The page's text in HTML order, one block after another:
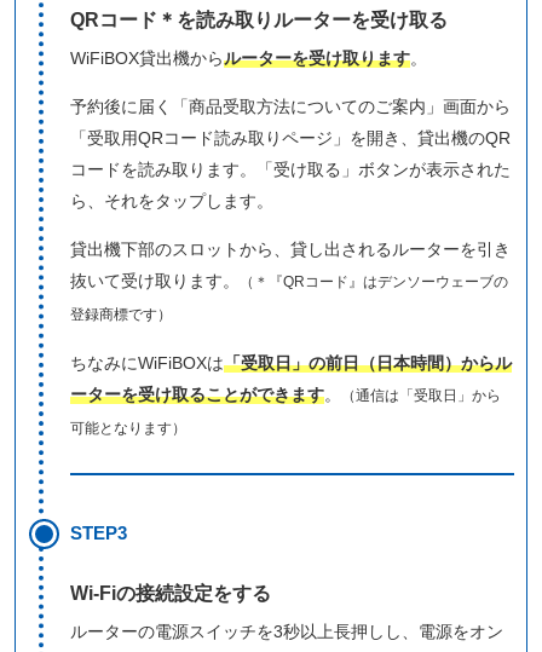
QRコード＊を読み取りルーターを受け取る
WiFiBOX貸出機からルーターを受け取ります。
予約後に届く「商品受取方法についてのご案内」画面から
「受取用QRコード読み取りページ」を開き、貸出機のQR
コードを読み取ります。「受け取る」ボタンが表示された
ら、それをタップします。
貸出機下部のスロットから、貸し出されるルーターを引き
抜いて受け取ります。
（＊『QRコード』はデンソーウェーブの
登録商標です）
ちなみにWiFiBOXは「受取日」の前日（日本時間）からル
ーターを受け取ることができます。 （通信は「受取日」から
可能となります）
STEP3
Wi-Fiの接続設定をする
ルーターの電源スイッチを3秒以上長押しし、電源をオン